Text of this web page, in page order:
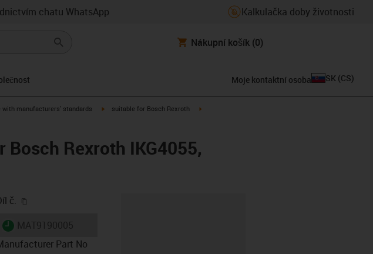
chatu WhatsApp Kalkulačka doby životnosti
Nákupní košík (0)
Moje kontaktní osoba SK (CS)
with manufacturers' standards igus-icon-arrow-right
suitable for Bosch Rexroth
Rexroth IKG4055,
č.
igus-icon-lieferzeit
Part No